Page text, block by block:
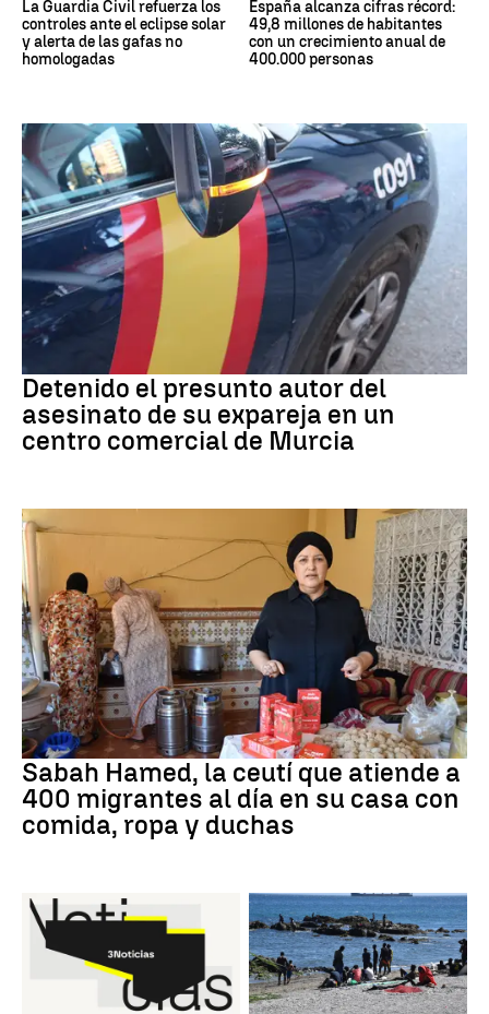
La Guardia Civil refuerza los
controles ante el eclipse solar
y alerta de las gafas no
homologadas
España alcanza cifras récord:
49,8 millones de habitantes
con un crecimiento anual de
400.000 personas
Detenido el presunto autor del
asesinato de su expareja en un
centro comercial de Murcia
Crisis Ceuta
Sabah Hamed, la ceutí que atiende a
400 migrantes al día en su casa con
comida, ropa y duchas
Crisis migratoria